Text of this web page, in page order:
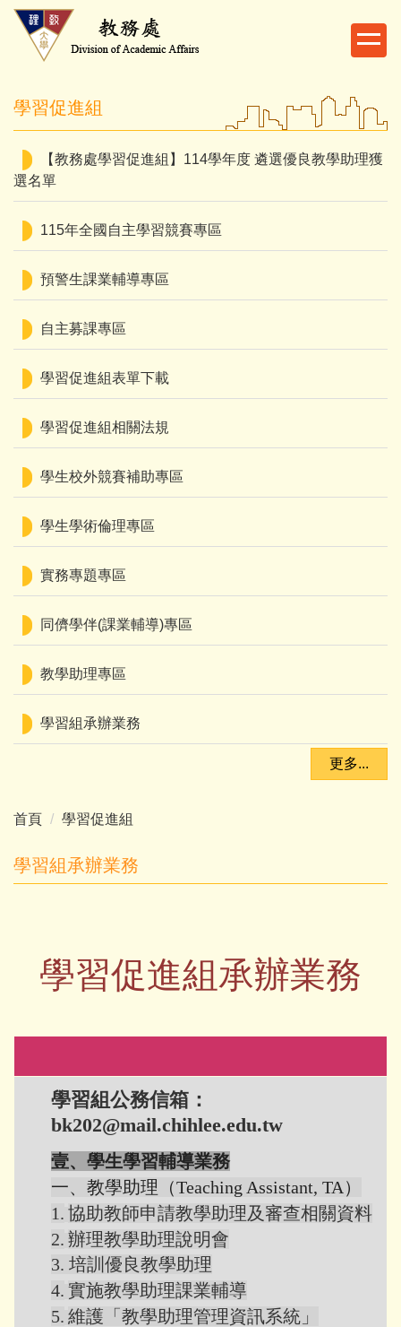
跳
內
容
學習促進組
【教務處學習促進組】114學年度 遴選優良教學助理獲
選名單
115年全國自主學習競賽專區
預警生課業輔導專區
自主募課專區
學習促進組表單下載
學習促進組相關法規
學生校外競賽補助專區
學生學術倫理專區
實務專題專區
同儕學伴(課業輔導)專區
教學助理專區
學習組承辦業務
更多...
首頁 學習促進組
學習組承辦業務
學習促進組承辦業務
學習組公務信箱：
bk202@mail.chihlee.edu.tw
壹、學生學習輔導業務
一、教學助理 （Teaching Assistant, TA）
1. 協助教師申請教學助理及審查相關資料
2. 辦理教學助理說明會
3. 培訓優良教學助理
4. 實施教學助理課業輔導
5. 維護「教學助理管理資訊系統」